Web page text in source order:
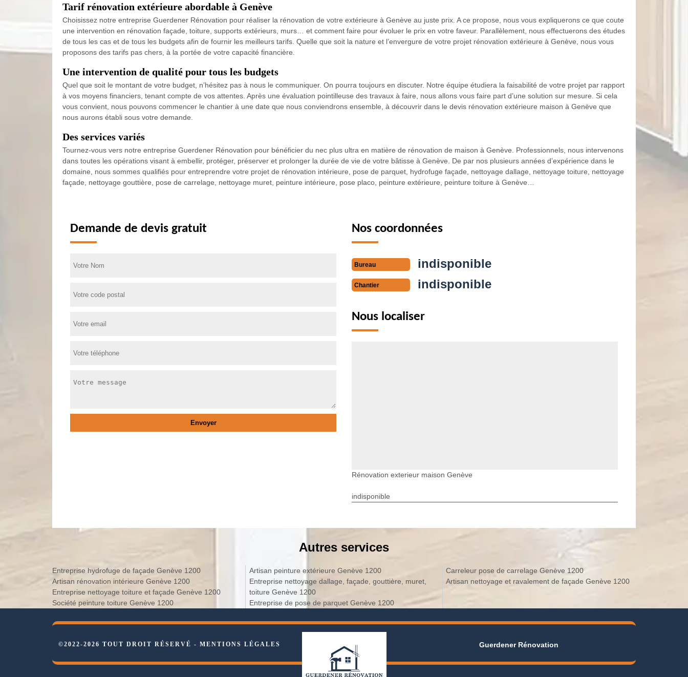
Tarif rénovation extérieure abordable à Genève
Choisissez notre entreprise Guerdener Rénovation pour réaliser la rénovation de votre extérieure à Genève au juste prix. A ce propose, nous vous expliquerons ce que coute
une intervention en rénovation façade, toiture, supports extérieurs, murs… et comment faire pour évoluer le prix en votre faveur. Parallèlement, nous effectuerons des études
de tous les cas et de tous les budgets afin de fournir les meilleurs tarifs. Quelle que soit la nature et l’envergure de votre projet rénovation extérieure à Genève, nous vous
proposons des tarifs pas chers, à la portée de votre capacité financière.
Une intervention de qualité pour tous les budgets
Quel que soit le montant de votre budget, n’hésitez pas à nous le communiquer. On pourra toujours en discuter. Notre équipe étudiera la faisabilité de votre projet par rapport
à vos moyens financiers, tenant compte de vos attentes. Après une évaluation pointilleuse des travaux à faire, nous allons vous faire part d’une solution sur mesure. Si cela
vous convient, nous pouvons commencer le chantier à une date que nous conviendrons ensemble, à découvrir dans le devis rénovation extérieure maison à Genève que
nous aurons établi sous votre demande.
Des services variés
Tournez-vous vers notre entreprise Guerdener Rénovation pour bénéficier du nec plus ultra en matière de rénovation de maison à Genève. Professionnels, nous intervenons
dans toutes les opérations visant à embellir, protéger, préserver et prolonger la durée de vie de votre bâtisse à Genève. De par nos plusieurs années d’expérience dans le
domaine, nous sommes qualifiés pour entreprendre votre projet de rénovation intérieure, pose de parquet, hydrofuge façade, nettoyage dallage, nettoyage toiture, nettoyage
façade, nettoyage gouttière, pose de carrelage, nettoyage muret, peinture intérieure, pose placo, peinture extérieure, peinture toiture à Genève…
Demande de devis gratuit Nos coordonnées
Bureau indisponible
Chantier indisponible
Nous localiser
Rénovation exterieur maison Genève
indisponible
Autres services
Entreprise hydrofuge de façade Genève 1200
Artisan rénovation intérieure Genève 1200
Entreprise nettoyage toiture et façade Genève 1200
Société peinture toiture Genève 1200
Artisan peinture extérieure Genève 1200
Entreprise nettoyage dallage, façade, gouttière, muret,
toiture Genève 1200
Entreprise de pose de parquet Genève 1200
Carreleur pose de carrelage Genève 1200
Artisan nettoyage et ravalement de façade Genève 1200
©2022-2026 TOUT DROIT RÉSERVÉ - MENTIONS LÉGALES Guerdener Rénovation